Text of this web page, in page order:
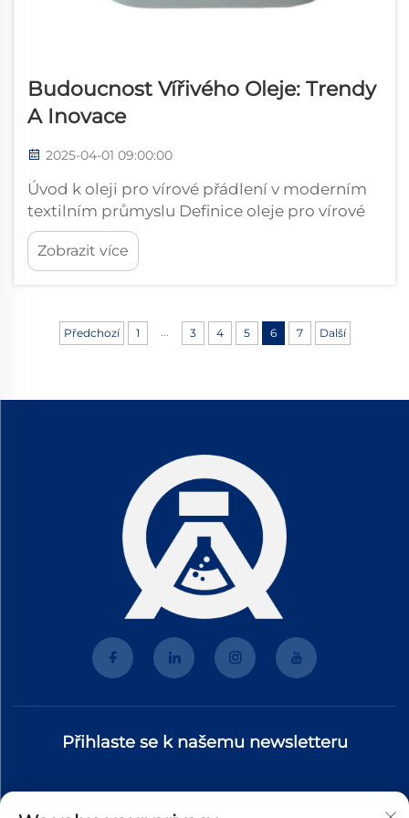
Budoucnost Vířivého Oleje: Trendy
A Inovace
2025-04-01 09:00:00
Úvod k oleji pro vírové přádlení v moderním
textilním průmyslu Definice oleje pro vírové
přádlení a jeho hlavní funkce Olej pro vírové
přádlení je vyráběn speciálně za účelem
zlepšení procesu přádlení textilií během
Zobrazit více
Předchozí 1 3 4 5 6 7 Další
Přihlaste se k našemu newsletteru
Připojte se k našemu zpravodaji a získejte nejnovější